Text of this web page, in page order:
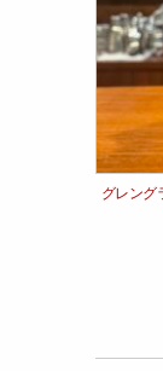
グレン